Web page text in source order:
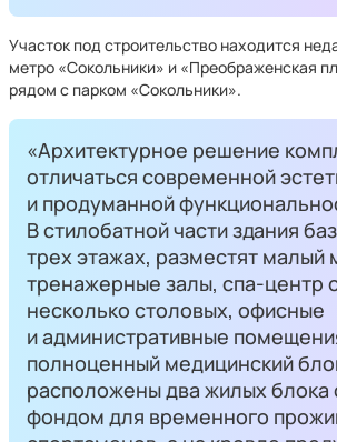
Участок под строительство находится
метро «Сокольники» и «Преображенская
рядом с парком «Сокольники».
«Архитектурное решение
отличаться современной
и продуманной
В стилобатной части здания
трех этажах, разместят малый
тренажерные залы, спа-центр
несколько столовых, офисные
и административные
полноценный медицинский
расположены два жилых
фондом для временного